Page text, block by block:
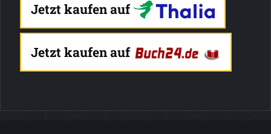
Jetzt kaufen auf
Jetzt kaufen auf